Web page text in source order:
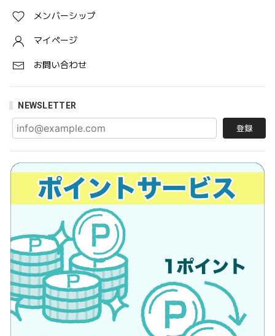
メンバーシップ
マイページ
お問い合わせ
NEWSLETTER
登録